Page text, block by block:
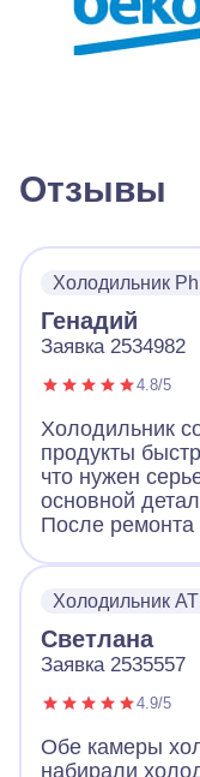
Отзывы
Холодильник
Генадий
Заявка 2534982
4.8/5
Холодильник
продукты
что нужен
основной
После ремонта
Холодильник
Светлана
Заявка 2535557
4.9/5
Обе камеры
набирали